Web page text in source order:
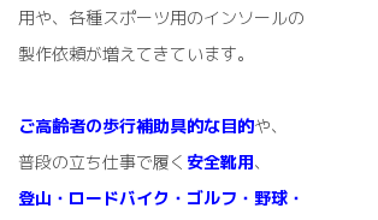
用や、各種スポーツ用のインソールの
製作依頼が増えてきています。
ご高齢者の歩行補助具的な目的や、
普段の立ち仕事で履く 安全靴用、
登山・ロードバイク・ゴルフ・野球・